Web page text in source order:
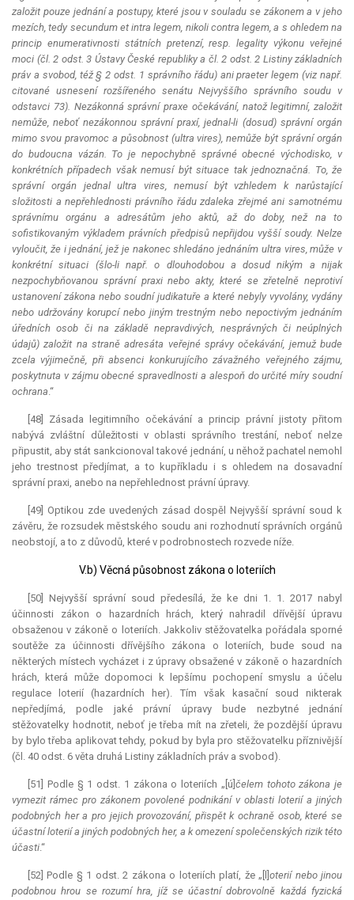
založit pouze jednání a postupy, které jsou v souladu se zákonem a v jeho
mezích, tedy secundum et intra legem, nikoli contra legem, a s ohledem na
princip enumerativnosti státních pretenzí, resp. legality výkonu veřejné
moci (čl. 2 odst. 3 Ústavy České republiky a čl. 2 odst. 2 Listiny základních
práv a svobod, též § 2 odst. 1 správního řádu) anipraeter legem (viz např.
citované usnesení rozšířeného senátu Nejvyššího správního soudu v
odstavci 73). Nezákonná správní praxe očekávání, natož legitimní, založit
nemůže, neboť nezákonnou správní praxí, jednal-li (dosud) správní orgán
mimo svou pravomoc a působnost (ultra vires), nemůže být správní orgán
do budoucna vázán. To je nepochybně správné obecné východisko, v
konkrétních případech však nemusí být situace tak jednoznačná. To, že
správní orgán jednalultra vires, nemusí být vzhledem k narůstající
složitosti a nepřehlednosti právního řádu zdaleka zřejmé ani samotnému
správnímu orgánu a adresátům jeho aktů, až do doby, než na to
sofistikovaným výkladem právních předpisů nepřijdou vyšší soudy. Nelze
vyloučit, že i jednání, jež je nakonec shledáno jednáním ultra vires, může v
konkrétní situaci (šlo-li např. o dlouhodobou a dosud nikým a nijak
nezpochybňovanou správní praxi nebo akty, které se zřetelně neprotiví
ustanovení zákona nebo soudní judikatuře a které nebyly vyvolány, vydány
nebo udržovány korupcí nebo jiným trestným nebo nepoctivým jednáním
úředních osob či na základě nepravdivých, nesprávných či neúplných
údajů) založit na straně adresáta veřejné správy očekávání, jemuž bude
zcela výjimečně, při absenci konkurujícího závažného veřejného zájmu,
poskytnuta v zájmu obecné spravedlnosti a alespoň do určité míry soudní
ochrana.“
[48] Zásada legitimního očekávání a princip právní jistoty přitom
nabývá zvláštní důležitosti v oblasti správního trestání, neboť nelze
připustit, aby stát sankcionoval takové jednání, u něhož pachatel nemohl
jeho trestnost předjímat, a to kupříkladu i s ohledem na dosavadní
správní praxi, anebo na nepřehlednost právní úpravy.
[49] Optikou zde uvedených zásad dospěl Nejvyšší správní soud k
závěru, že rozsudek městského soudu ani rozhodnutí správních orgánů
neobstojí, a to z důvodů, které v podrobnostech rozvede níže.
V.b) Věcná působnost zákona o loteriích
[50] Nejvyšší správní soud předesílá, že ke dni 1. 1. 2017 nabyl
účinnosti zákon o hazardních hrách, který nahradil dřívější úpravu
obsaženou v zákoně o loteriích. Jakkoliv stěžovatelka pořádala sporné
soutěže za účinnosti dřívějšího zákona o loteriích, bude soud na
některých místech vycházet i z úpravy obsažené v zákoně o hazardních
hrách, která může dopomoci k lepšímu pochopení smyslu a účelu
regulace loterií (hazardních her). Tím však kasační soud nikterak
nepředjímá, podle jaké právní úpravy bude nezbytné jednání
stěžovatelky hodnotit, neboť je třeba mít na zřeteli, že pozdější úpravu
by bylo třeba aplikovat tehdy, pokud by byla pro stěžovatelku příznivější
(čl. 40 odst. 6 věta druhá Listiny základních práv a svobod).
[51] Podle § 1 odst. 1 zákona o loteriích „[ú] čelem tohoto zákona je
vymezit rámec pro zákonem povolené podnikání v oblasti loterií a jiných
podobných her a pro jejich provozování, přispět k ochraně osob, které se
účastní loterií a jiných podobných her, a k omezení společenských rizik této
účasti.“
[52] Podle § 1 odst. 2 zákona o loteriích platí, že „[l]oterií nebo jinou
podobnou hrou se rozumí hra, jíž se účastní dobrovolně každá fyzická